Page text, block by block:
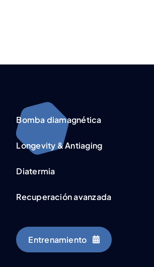
Bomba diamagnética
Longevity & Antiaging
Diatermia
Recuperación avanzada
Entrenamiento